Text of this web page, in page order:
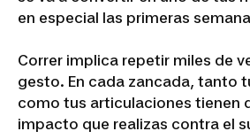
en especial las primeras
Correr implica repetir miles de
gesto. En cada zancada, tanto
como tus articulaciones tienen
impacto que realizas contra el